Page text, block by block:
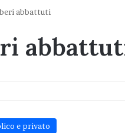
abbattuti
e privato